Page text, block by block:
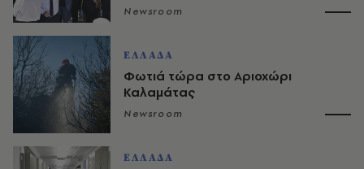
Newsroom
ΕΛΛΑΔΑ
Φωτιά τώρα στο Αριοχώρι
Καλαμάτας
Newsroom
ΕΛΛΑΔΑ